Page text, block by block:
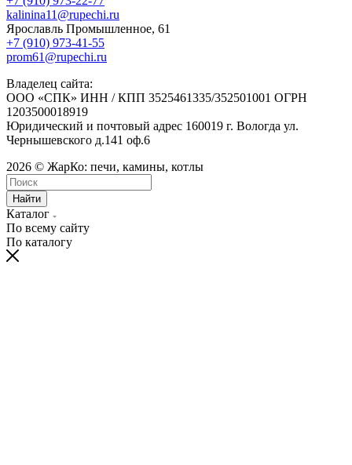
kalinina11@rupechi.ru
Ярославль Промышленное, 61
+7 (910) 973-41-55
prom61@rupechi.ru
Владелец сайта:
ООО «СПК» ИНН / КПП 3525461335/352501001 ОГРН
1203500018919
Юридический и почтовый адрес 160019 г. Вологда ул.
Чернышевского д.141 оф.6
2026 © ЖарКо: печи, камины, котлы
Найти
Каталог
По всему сайту
По каталогу